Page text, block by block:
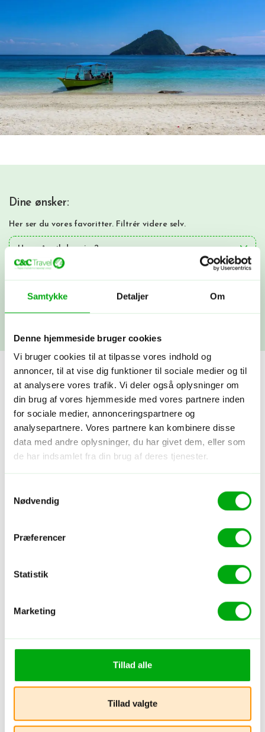
Samtykke Detaljer Om
Denne hjemmeside bruger cookies
Vi bruger cookies til at tilpasse vores indhold og
annoncer, til at vise dig funktioner til sociale medier og til
at analysere vores trafik. Vi deler også oplysninger om
din brug af vores hjemmeside med vores partnere inden
for sociale medier, annonceringspartnere og
analysepartnere. Vores partnere kan kombinere disse
data med andre oplysninger, du har givet dem, eller som
de har indsamlet fra din brug af deres tjenester.
Nødvendig
Præferencer
Statistik
Marketing
Tillad alle
Tillad valgte
Dine ønsker:
Her ser du vores favoritter. Filtrér videre selv.
Hvornår vil du rejse?
Viserud af
Hoteller i Perhentian Islands
Alunan Resort
Strand Øliv